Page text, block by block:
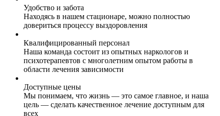
Удобство и забота
Находясь в нашем стационаре, можно полностью
довериться процессу выздоровления
Квалифицированный персонал
Наша команда состоит из опытных наркологов и
психотерапевтов с многолетним опытом работы в
области лечения зависимости
Доступные цены
Мы понимаем, что жизнь — это самое главное, и наша
цель — сделать качественное лечение доступным для
всех